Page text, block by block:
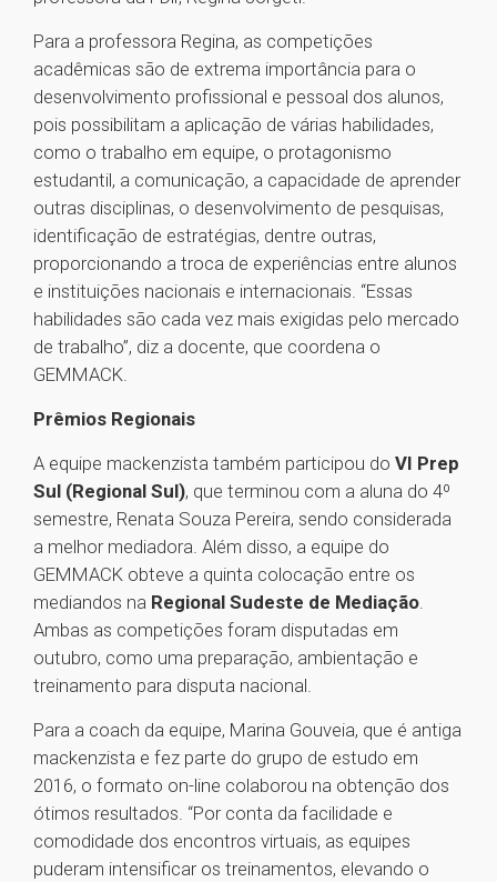
Para a professora Regina, as competições
acadêmicas são de extrema importância para o
desenvolvimento profissional e pessoal dos alunos,
pois possibilitam a aplicação de várias habilidades,
como o trabalho em equipe, o protagonismo
estudantil, a comunicação, a capacidade de aprender
outras disciplinas, o desenvolvimento de pesquisas,
identificação de estratégias, dentre outras,
proporcionando a troca de experiências entre alunos
e instituições nacionais e internacionais. “Essas
habilidades são cada vez mais exigidas pelo mercado
de trabalho”, diz a docente, que coordena o
GEMMACK.
Prêmios Regionais
A equipe mackenzista também participou do VI Prep
Sul (Regional Sul), que terminou com a aluna do 4º
semestre, Renata Souza Pereira, sendo considerada
a melhor mediadora. Além disso, a equipe do
GEMMACK obteve a quinta colocação entre os
mediandos na Regional Sudeste de Mediação.
Ambas as competições foram disputadas em
outubro, como uma preparação, ambientação e
treinamento para disputa nacional.
Para a coach da equipe, Marina Gouveia, que é antiga
mackenzista e fez parte do grupo de estudo em
2016, o formato on-line colaborou na obtenção dos
ótimos resultados. “Por conta da facilidade e
comodidade dos encontros virtuais, as equipes
puderam intensificar os treinamentos, elevando o